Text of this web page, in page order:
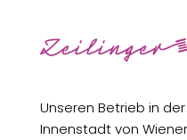
Unseren Betrieb in der
Innenstadt von Wiener